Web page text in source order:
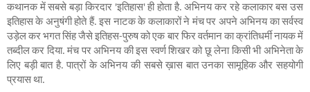
कथानक में सबसे बड़ा किरदार 'इतिहास' ही होता है. अभिनय कर रहे कलाकार बस उस
इतिहास के अनुषंगी होते हैं. इस नाटक के कलाकारों ने मंच पर अपने अभिनय का सर्वस्व
उड़ेल कर भगत सिंह जैसे इतिहस-पुरुष को एक बार फिर वर्तमान का क्रांतिधर्मी नायक में
तब्दील कर दिया. मंच पर अभिनय की इस स्वर्ण शिखर को छू लेना किसी भी अभिनेता के
लिए बड़ी बात है. पात्रों के अभिनय की सबसे ख़ास बात उनका सामूहिक और सहयोगी
प्रयास था.